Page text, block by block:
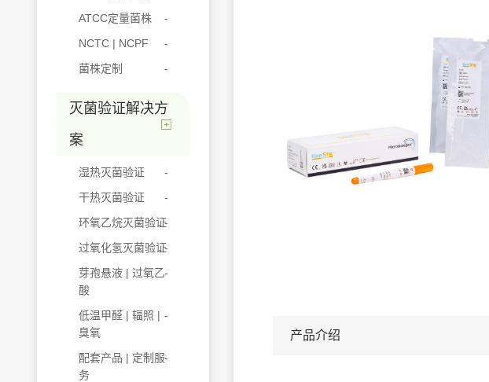
ATCC定量菌株
NCTC | NCPF
菌株定制
灭菌验证解决方
案
湿热灭菌验证
干热灭菌验证
环氧乙烷灭菌验证
过氧化氢灭菌验证
芽孢悬液 | 过氧乙
酸
低温甲醛 | 辐照 |
臭氧
配套产品 | 定制服
务
产品介绍